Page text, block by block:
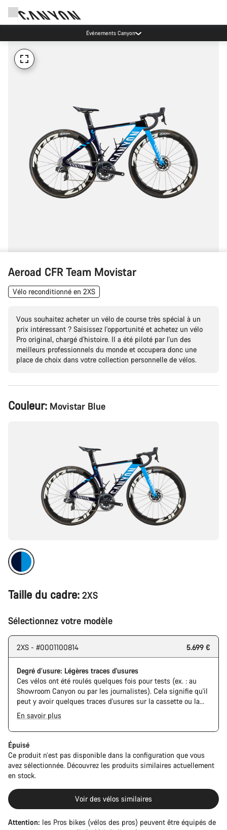
Événements Canyon
Aeroad CFR Team Movistar
Vélo reconditionné en 2XS
Vous souhaitez acheter un vélo de course très spécial à un
prix intéressant ? Saisissez l'opportunité et achetez un vélo
Pro original, chargé d'histoire. Il a été piloté par l'un des
meilleurs professionnels du monde et occupera donc une
place de choix dans votre collection personnelle de vélos.
Configuration
du
Couleur: Movistar Blue
Taille du cadre: 2XS
Sélectionnez votre modèle
2XS - #0001100814 5.699 €
Degré d’usure: Légères traces d'usures
Ces vélos ont été roulés quelques fois pour tests (ex. : au
Showroom Canyon ou par les journalistes). Cela signifie qu'il
peut y avoir quelques traces d'usures sur la cassette ou la
chaine. De plus, le cadre et les composants peuvent avoir des
rayures ou des éclats de peinture. Cependant, tous les
composants sont parfaitement fonctionnels.
En savoir plus
Épuisé
Ce produit n’est pas disponible dans la configuration que vous
avez sélectionnée. Découvrez les produits similaires actuellement
en stock.
Voir des vélos similaires
Attention: les Pros bikes (vélos des pros) peuvent être équipés de